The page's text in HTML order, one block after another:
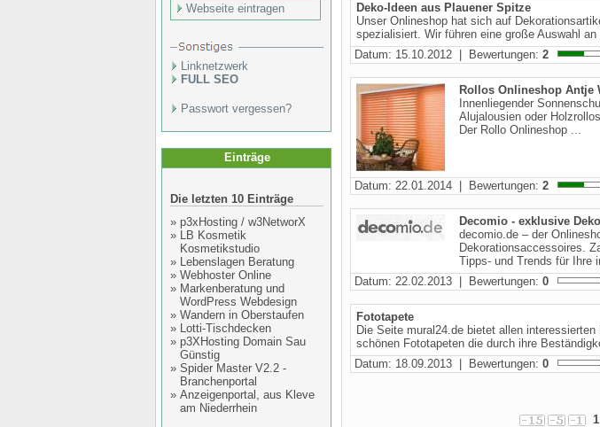
Webseite eintragen
Linknetzwerk
FULL SEO
Passwort vergessen?
Einträge
Die letzten 10 Einträge
» p3xHosting / w3NetworX
» LB Kosmetik
Kosmetikstudio
» Lebenslagen Beratung
» Webhoster Online
» Markenberatung und
WordPress Webdesign
» Wandern in Oberstaufen
» Lotti-Tischdecken
» p3XHosting Domain Sau
Günstig
» Spider Master V2.2 -
Branchenportal
» Anzeigenportal, aus Kleve
am Niederrhein
Deko-Ideen aus Plauener Spitze
Unser Onlineshop hat sich auf
spezialisiert. Wir führen eine große Auswahl
Datum: 15.10.2012 | Bewertungen: 2
Rollos Onlineshop Antje
Innenliegender
Alujalousien oder
Der Rollo Onlineshop ...
Datum: 22.01.2014 | Bewertungen: 2
Decomio - exklusive
decomio.de – der
Dekorationsaccessoires.
Tipps- und Trends für Ihre
Datum: 22.02.2013 | Bewertungen: 0
Fototapete
Die Seite mural24.de bietet allen
schönen Fototapeten die durch ihre
Datum: 18.09.2013 | Bewertungen: 0
1